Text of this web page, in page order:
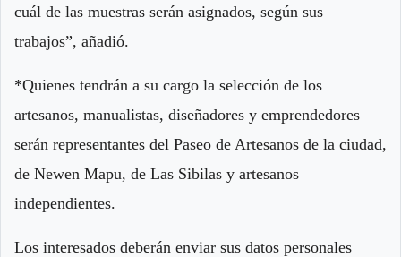
cuál de las muestras serán asignados, según sus
trabajos”, añadió.
*Quienes tendrán a su cargo la selección de los
artesanos, manualistas, diseñadores y emprendedores
serán representantes del Paseo de Artesanos de la ciudad,
de Newen Mapu, de Las Sibilas y artesanos
independientes.
Los interesados deberán enviar sus datos personales